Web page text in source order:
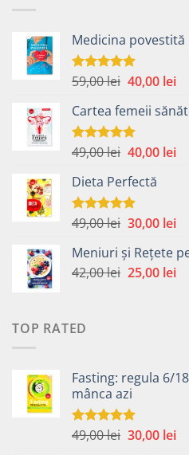
Medicina
Evaluat la
59,00lei Prețul
a
fost:
59,00 lei.
40,00 lei
Cartea femeii
Evaluat la
49,00lei Prețul
a
fost:
49,00 lei.
40,00 lei
Dieta Perfectă
Evaluat la
49,00lei Prețul
a
fost:
30,00 lei
Meniuri și Rețete
42,00lei Prețul
25,00 lei
TOP RATED
Fasting: regula 6/
mânca azi
Evaluat la
49,00lei Prețul
30,00 lei